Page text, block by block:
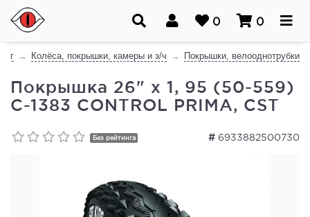
0 0
Колёса, покрышки, камеры и з/ч Покрышки, велооднотрубки
Покрышка 26" x 1, 95 (50-559)
C-1383 CONTROL PRIMA, CST
# 6933882500730
Без рейтинга